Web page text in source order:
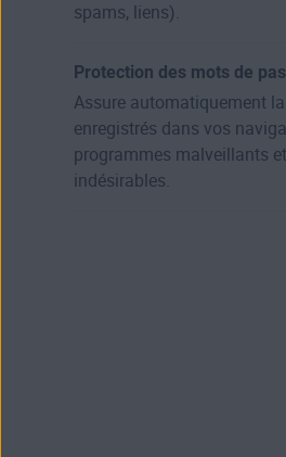
spams, liens).
Protection des mots de
Assure automatiquement
enregistrés dans vos
programmes malveillants
indésirables.